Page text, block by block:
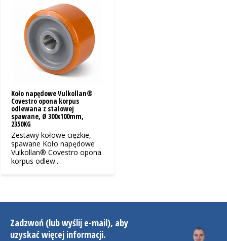
Koło napędowe Vulkollan®
Covestro opona korpus
odlewana z stalowej
spawane, Ø 300x100mm,
2350KG
Zestawy kołowe ciężkie,
spawane Koło napędowe
Vulkollan® Covestro opona
korpus odlew...
Zadzwoń (lub wyślij e-mail), aby
uzyskać więcej informacji.